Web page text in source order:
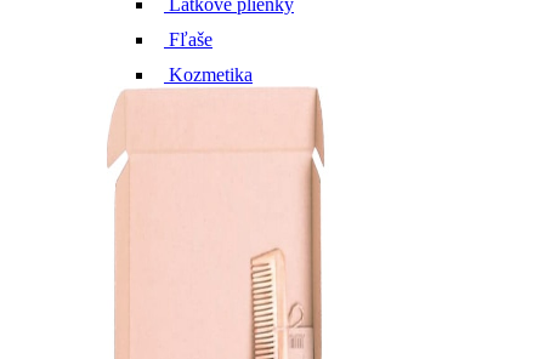
Látkové plienky
Fľaše
Kozmetika